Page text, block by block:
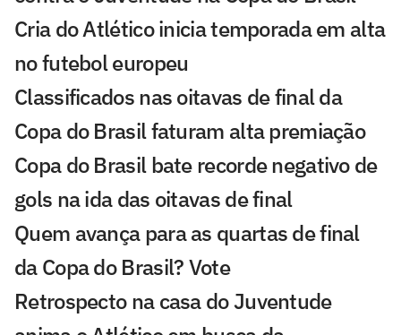
Cria do Atlético inicia temporada em alta
no futebol europeu
Classificados nas oitavas de final da
Copa do Brasil faturam alta premiação
Copa do Brasil bate recorde negativo de
gols na ida das oitavas de final
Quem avança para as quartas de final
da Copa do Brasil? Vote
Retrospecto na casa do Juventude